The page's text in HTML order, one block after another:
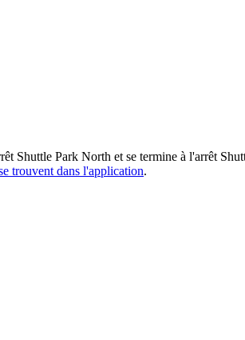
Park North et se termine à l'arrêt
trouvent dans l'application.